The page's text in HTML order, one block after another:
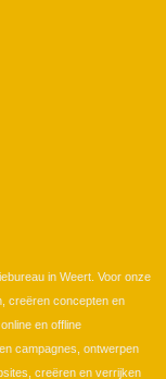
in Weert. Voor onze
creëren concepten en
en offline
campagnes, ontwerpen
creëren en verrijken